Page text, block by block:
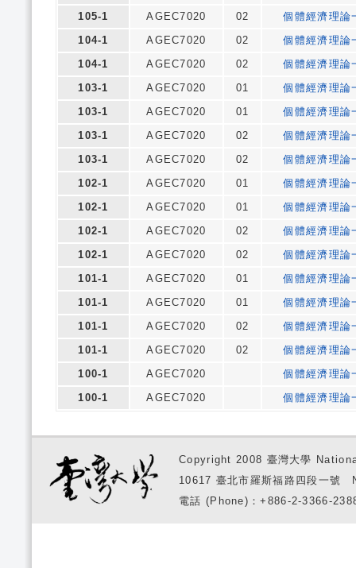
105-1
AGEC7020 02
個體經濟理論
104-1
AGEC7020 02
個體經濟理論
104-1
AGEC7020 02
個體經濟理論
103-1
AGEC7020 01
個體經濟理論
103-1
AGEC7020 01
個體經濟理論
103-1
AGEC7020 02
個體經濟理論
103-1
AGEC7020 02
個體經濟理論
102-1
AGEC7020 01
個體經濟理論
102-1
AGEC7020 01
個體經濟理論
102-1
AGEC7020 02
個體經濟理論
102-1
AGEC7020 02
個體經濟理論
101-1
AGEC7020 01
個體經濟理論
101-1
AGEC7020 01
個體經濟理論
101-1
AGEC7020 02
個體經濟理論
101-1
AGEC7020 02
個體經濟理論
100-1
AGEC7020
個體經濟理論
100-1
AGEC7020 個體經濟理論
Copyright 2008 臺灣大學
10617 臺北市羅斯福路四段一
電話 (Phone)：+886-2-3366-